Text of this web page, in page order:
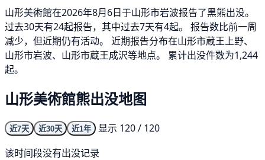
山形美術館在2026年8月6日于山形市岩波报告了黑熊出没。
过去30天有24起报告，其中过去7天有4起。 报告数比前一周
减少，但近期仍有活动。 近期报告分布在山形市蔵王上野、
山形市岩波、山形市蔵王成沢等地点。 累计出没件数为1,244
起。
山形美術館熊出没地图
近7天 近30天 近1年
显示 120 / 120
该时间段没有出没记录